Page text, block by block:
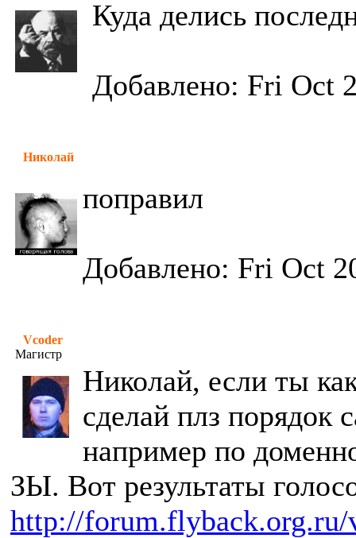
Куда делись
Добавлено: Fri Oct
Николай
поправил
Добавлено: Fri Oct
Vcoder
Магистр
Николай, если ты
сделай плз порядок
например по
ЗЫ. Вот результаты
http://forum.flyback.org.ru/